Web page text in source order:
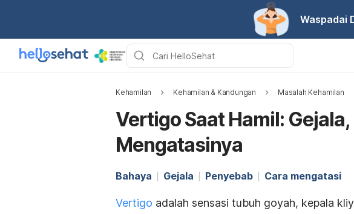
Waspadai
Kehamilan Kehamilan & Kandungan Masalah Kehamilan
Vertigo Saat Hamil:
Mengatasinya
Bahaya Gejala Penyebab Cara mengatasi
Vertigo adalah sensasi tubuh goyah, kepala